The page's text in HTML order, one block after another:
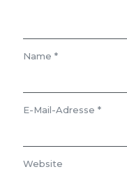
Name *
E-Mail-Adresse *
Website